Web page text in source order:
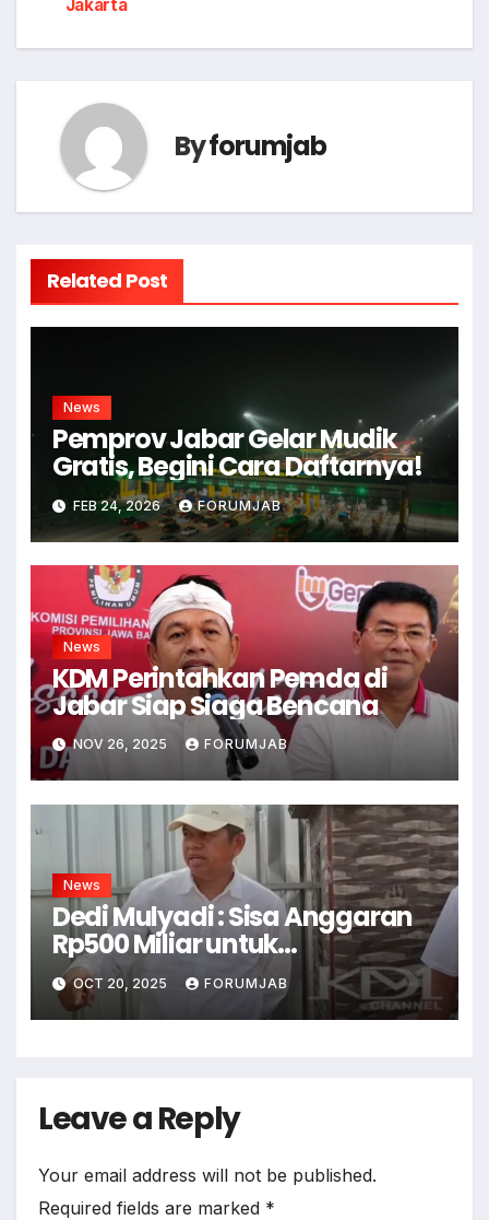
Jakarta
Byforumjab
Related Post
News
Pemprov Jabar Gelar Mudik
Gratis, Begini Cara Daftarnya!
FEB 24, 2026 FORUMJAB
News
KDM Perintahkan Pemda di
Jabar Siap Siaga Bencana
NOV 26, 2025 FORUMJAB
News
Dedi Mulyadi : Sisa Anggaran
Rp500 Miliar untuk
Infrastruktur
OCT 20, 2025 FORUMJAB
Leave a Reply
Your email address will not be published.
Required fields are marked *